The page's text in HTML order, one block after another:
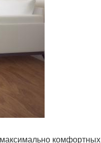
комфортных